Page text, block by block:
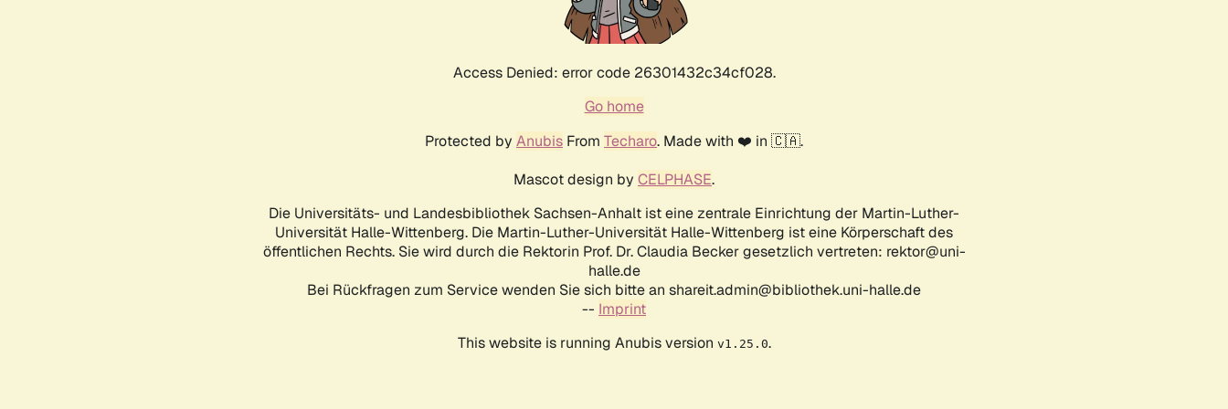
Access Denied: error code 26301432c34cf028.
Go home
Protected by Anubis From Techaro. Made with ❤️ in 🇨🇦.
Mascot design by CELPHASE.
Die Universitäts- und Landesbibliothek Sachsen-Anhalt ist eine zentrale Einrichtung der Martin-Luther-
Universität Halle-Wittenberg. Die Martin-Luther-Universität Halle-Wittenberg ist eine Körperschaft des
öffentlichen Rechts. Sie wird durch die Rektorin Prof. Dr. Claudia Becker gesetzlich vertreten: rektor@uni-
halle.de
Bei Rückfragen zum Service wenden Sie sich bitte an shareit.admin@bibliothek.uni-halle.de
-- Imprint
This website is running Anubis version v1.25.0.